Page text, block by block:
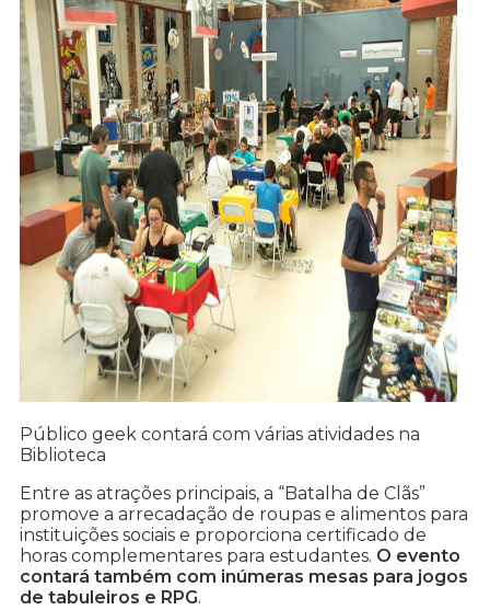
Público geek contará com várias atividades na
Biblioteca
Entre as atrações principais, a “Batalha de Clãs”
promove a arrecadação de roupas e alimentos para
instituições sociais e proporciona certificado de
horas complementares para estudantes. O evento
contará também com inúmeras mesas para jogos
de tabuleiros e RPG.